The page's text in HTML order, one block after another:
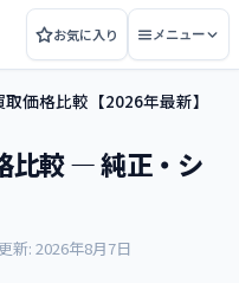
お気に入り メニュー
価格比較【2026年最新】
比較 — 純正・シ
更新: 2026年8月7日